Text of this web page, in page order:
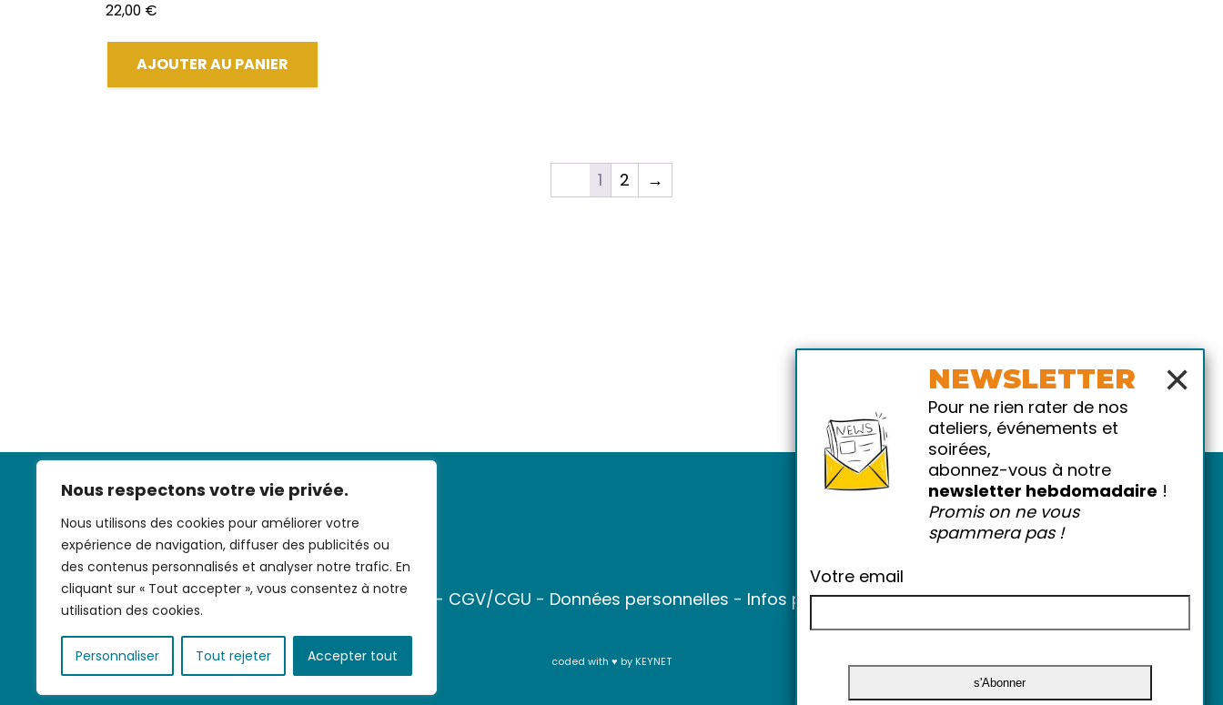
Nous respectons votre vie privée.
Nous utilisons des cookies pour améliorer votre
expérience de navigation, diffuser des publicités ou
des contenus personnalisés et analyser notre trafic. En
cliquant sur « Tout accepter », vous consentez à notre
utilisation des cookies.
Personnaliser Tout rejeter Accepter tout
22,00 €
AJOUTER AU PANIER
1 2 →
Nous contacter - CGV/CGU - Données personnelles - Infos pratiques-FAQ
coded with ♥ by KEYNET
×
NEWSLETTER
Pour ne rien rater de nos
ateliers, événements et
soirées,
abonnez-vous à notre
newsletter hebdomadaire !
Promis on ne vous
spammera pas !
Votre email